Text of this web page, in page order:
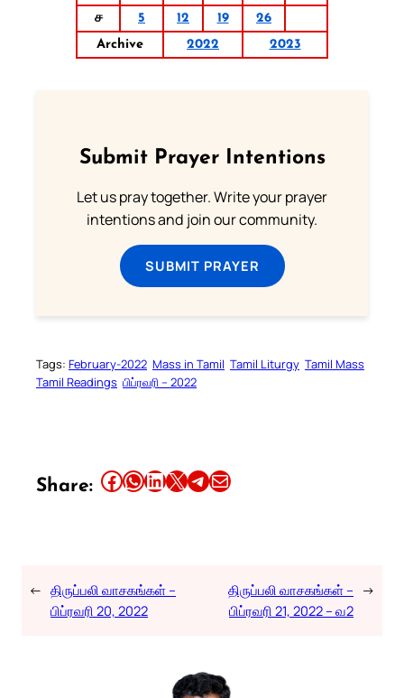
ச
5 12 19
26
Archive
2022 2023
Submit Prayer Intentions
Let us pray together. Write your prayer
intentions and join our community.
SUBMIT PRAYER
Tags: February-2022 Mass in Tamil Tamil Liturgy Tamil Mass
Tamil Readings பிப்ரவரி – 2022
Share: Share this article on Facebook Share this article on WhatsApp Share this article on LinkedIn Share this article on X Share this article on TelegramEmail this Article
← திருப்பலி வாசகங்கள் –
பிப்ரவரி 20, 2022
திருப்பலி வாசகங்கள் –
பிப்ரவரி 21, 2022 – வ2
→